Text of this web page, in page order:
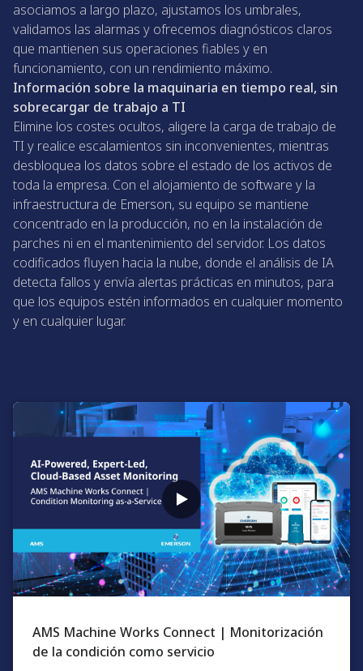
asociamos a largo plazo, ajustamos los umbrales,
validamos las alarmas y ofrecemos diagnósticos claros
que mantienen sus operaciones fiables y en
funcionamiento, con un rendimiento máximo.
Información sobre la maquinaria en tiempo real, sin
sobrecargar de trabajo a TI
Elimine los costes ocultos, aligere la carga de trabajo de
TI y realice escalamientos sin inconvenientes, mientras
desbloquea los datos sobre el estado de los activos de
toda la empresa. Con el alojamiento de software y la
infraestructura de Emerson, su equipo se mantiene
concentrado en la producción, no en la instalación de
parches ni en el mantenimiento del servidor. Los datos
codificados fluyen hacia la nube, donde el análisis de IA
detecta fallos y envía alertas prácticas en minutos, para
que los equipos estén informados en cualquier momento
y en cualquier lugar.
AMS Machine Works Connect | Monitorización
de la condición como servicio